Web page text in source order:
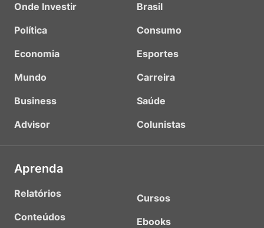
Onde Investir
Política
Economia
Mundo
Business
Advisor
Brasil
Consumo
Esportes
Carreira
Saúde
Colunistas
Aprenda
Relatórios
Conteúdos
Cursos
Ebooks